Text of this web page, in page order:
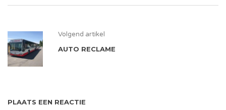
Volgend artikel
AUTO RECLAME
PLAATS EEN REACTIE